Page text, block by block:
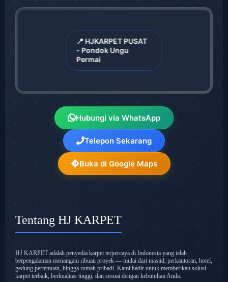
📍 HJKARPET PUSAT
- Pondok Ungu
Permai
Hubungi via WhatsApp
Telepon Sekarang
Buka di Google Maps
Tentang HJ KARPET
HJ KARPET adalah penyedia karpet terpercaya di Indonesia yang telah
berpengalaman menangani ribuan proyek — mulai dari masjid, perkantoran, hotel,
gedung pertemuan, hingga rumah pribadi. Kami hadir untuk memberikan solusi
karpet terbaik, berkualitas tinggi, dan sesuai dengan kebutuhan Anda.